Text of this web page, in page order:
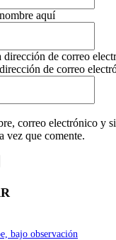
aquí
dirección de correo
de correo
correo electrónico y
vez que comente.
bajo observación